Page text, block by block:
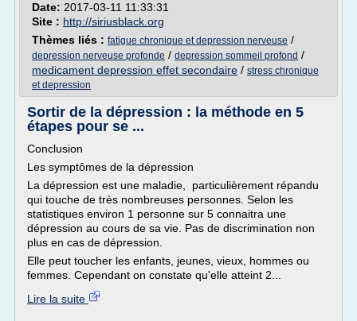
Date: 2017-03-11 11:33:31
Site : http://siriusblack.org
Thèmes liés : fatigue chronique et depression nerveuse /
depression nerveuse profonde / depression sommeil profond /
medicament depression effet secondaire / stress chronique
et depression
Sortir de la dépression : la méthode en 5
étapes pour se ...
Conclusion
Les symptômes de la dépression
La dépression est une maladie, particulièrement répandu
qui touche de très nombreuses personnes. Selon les
statistiques environ 1 personne sur 5 connaitra une
dépression au cours de sa vie. Pas de discrimination non
plus en cas de dépression.
Elle peut toucher les enfants, jeunes, vieux, hommes ou
femmes. Cependant on constate qu'elle atteint 2...
Lire la suite